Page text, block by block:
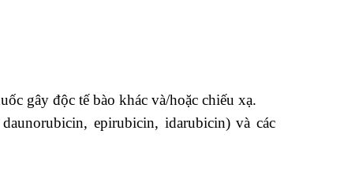
gây độc tế bào khác và/hoặc chiếu xạ.
epirubicin, idarubicin) và các